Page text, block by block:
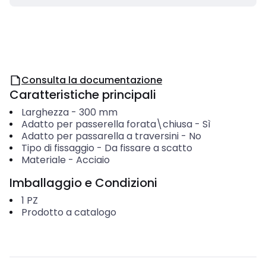
Consulta la documentazione
Caratteristiche principali
Larghezza- 300 mm
Adatto per passerella forata\chiusa- Sì
Adatto per passarella a traversini- No
Tipo di fissaggio - Da fissare a scatto
Materiale - Acciaio
Imballaggio e Condizioni
1 PZ
Prodotto a catalogo